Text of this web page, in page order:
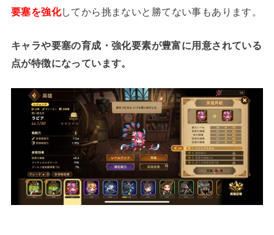
要塞を強化してから挑まないと勝てない事もあります。
キャラや要塞の育成・強化要素が豊富に用意されている
点が特徴になっています。